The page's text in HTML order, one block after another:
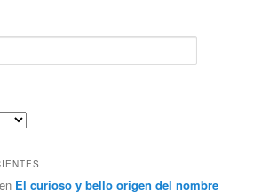
en El curioso y bello origen del nombre